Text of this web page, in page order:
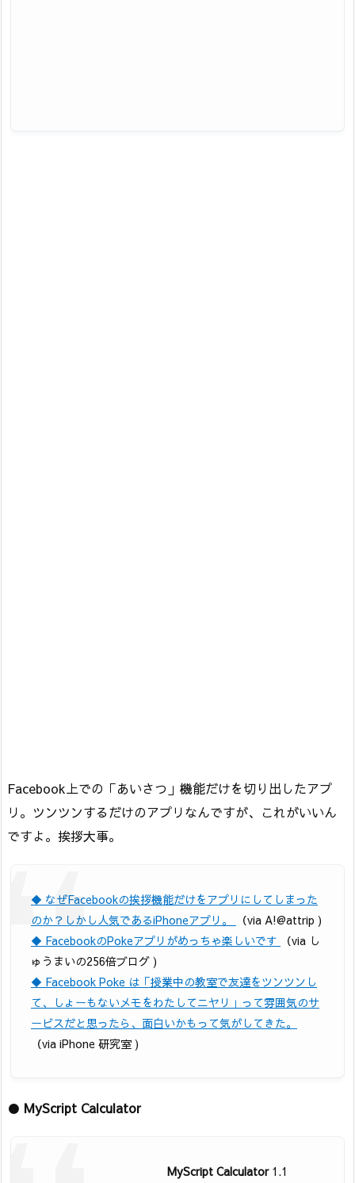
Facebook上での「あいさつ」機能だけを切り出したアプ
リ。ツンツンするだけのアプリなんですが、これがいいん
ですよ。挨拶大事。
◆ なぜFacebookの挨拶機能だけをアプリにしてしまった
のか？しかし人気であるiPhoneアプリ。
（via A!@attrip )
◆ FacebookのPokeアプリがめっちゃ楽しいです
（via し
ゅうまいの256倍ブログ )
◆ Facebook Poke は「授業中の教室で友達をツンツンし
て、しょーもないメモをわたしてニヤリ」って雰囲気のサ
ービスだと思ったら、面白いかもって気がしてきた。
（via iPhone 研究室 )
● MyScript Calculator
MyScript Calculator1.1